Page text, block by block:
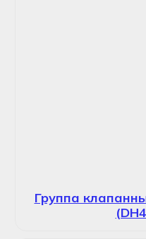
Группа